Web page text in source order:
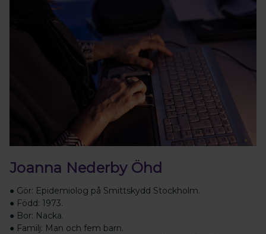
Joanna Nederby Öhd
● Gör: Epidemiolog på Smittskydd Stockholm.
● Född: 1973.
● Bor: Nacka.
● Familj: Man och fem barn.